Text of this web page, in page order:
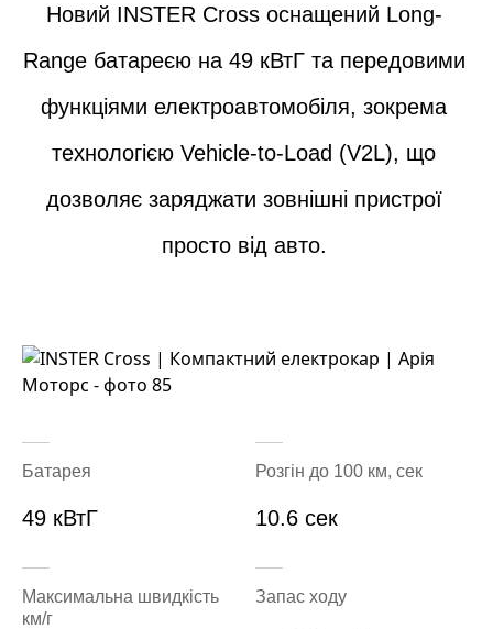
Новий INSTER Cross оснащений Long-
Range батареєю на 49 кВтГ та передовими
функціями електроавтомобіля, зокрема
технологією Vehicle-to-Load (V2L), що
дозволяє заряджати зовнішні пристрої
просто від авто.
Батарея
49 кВтГ
Максимальна швидкість
км/г
Розгін до 100 км, сек
10.6 сек
Запас ходу